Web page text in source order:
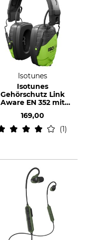
Isotunes
Isotunes
Gehörschutz Link
Aware EN 352 mit
169,00
1